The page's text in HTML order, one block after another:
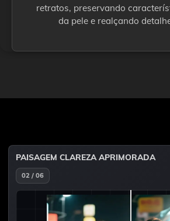
retratos, preservando
da pele e realçando
PAISAGEM CLAREZA APRIMORADA
02 / 06